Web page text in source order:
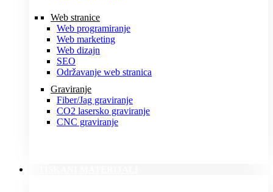
Web stranice
Web programiranje
Web marketing
Web dizajn
SEO
Održavanje web stranica
Graviranje
Fiber/Jag graviranje
CO2 lasersko graviranje
CNC graviranje